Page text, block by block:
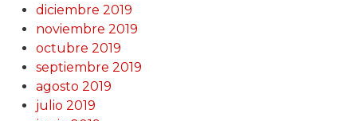
diciembre 2019
noviembre 2019
octubre 2019
septiembre 2019
agosto 2019
julio 2019